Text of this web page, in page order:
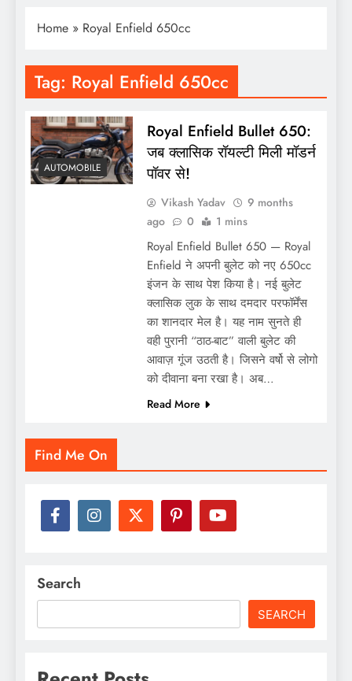
Home » Royal Enfield 650cc
Tag: Royal Enfield 650cc
AUTOMOBILE
Royal Enfield Bullet 650:
जब क्लासिक रॉयल्टी मिली मॉडर्न
पॉवर से!
Vikash Yadav
9 months
ago
0 1 mins
Royal Enfield Bullet 650 — Royal
Enfield ने अपनी बुलेट को नए 650cc
इंजन के साथ पेश किया है। नई बुलेट
क्लासिक लुक के साथ दमदार परफॉर्मेंस
का शानदार मेल है। यह नाम सुनते ही
वही पुरानी “ठाठ-बाट” वाली बुलेट की
आवाज़ गूंज उठती है। जिसने वर्षो से लोगो
को दीवाना बना रखा है। अब…
Read More
Find Me On
Search
SEARCH